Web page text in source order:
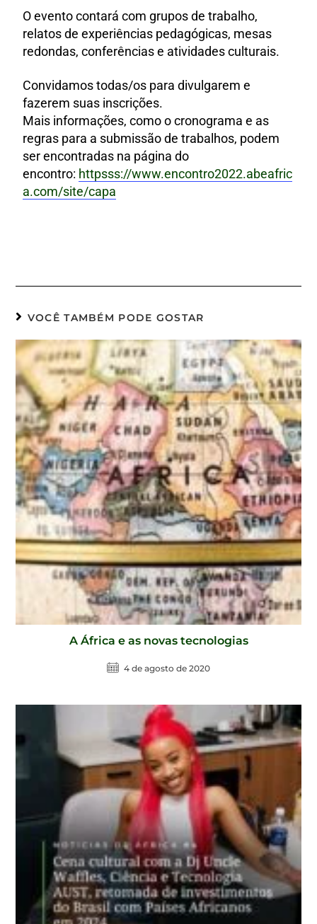
O evento contará com grupos de trabalho,
relatos de experiências pedagógicas, mesas
redondas, conferências e atividades culturais.
Convidamos todas/os para divulgarem e
fazerem suas inscrições.
Mais informações, como o cronograma e as
regras para a submissão de trabalhos, podem
ser encontradas na página do
encontro: httpsss://www.encontro2022.abeafric
a.com/site/capa
VOCÊ TAMBÉM PODE GOSTAR
A África e as novas tecnologias
4 de agosto de 2020